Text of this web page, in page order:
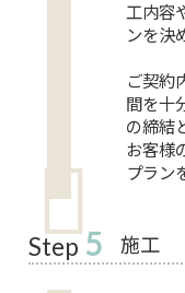
工内容
ンを決
ご契約
間を十
の締結
お客様
プラン
Step 5 施工